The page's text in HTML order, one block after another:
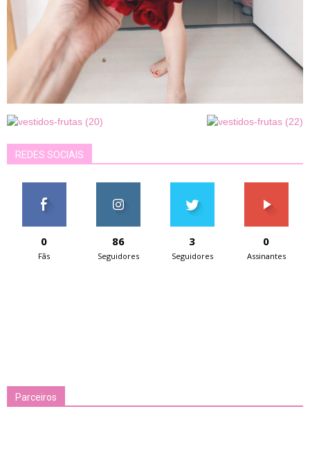
REDES SOCIAIS
0
Fãs
86
Seguidores
3
Seguidores
0
Assinantes
Parceiros